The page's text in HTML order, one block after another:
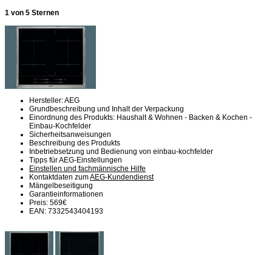
1 von 5 Sternen
Hersteller: AEG
Grundbeschreibung und Inhalt der Verpackung
Einordnung des Produkts: Haushalt & Wohnen - Backen & Kochen -
Einbau-Kochfelder
Sicherheitsanweisungen
Beschreibung des Produkts
Inbetriebsetzung und Bedienung von einbau-kochfelder
Tipps für AEG-Einstellungen
Einstellen und fachmännische Hilfe
Kontaktdaten zumAEG-Kundendienst
Mängelbeseitigung
Garantieinformationen
Preis: 569€
EAN: 7332543404193